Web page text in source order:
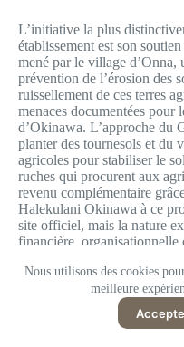
Nous utilisons des cookies
meilleure
L’initiative la plus
établissement est son
mené par le village d’Onna,
prévention de l’érosion des
ruissellement de ces terres
menaces documentées pour
d’Okinawa. L’approche du
planter des tournesols et du
agricoles pour stabiliser le
ruches qui procurent aux
revenu complémentaire
Halekulani Okinawa à ce
site officiel, mais la nature
financière, organisationnelle